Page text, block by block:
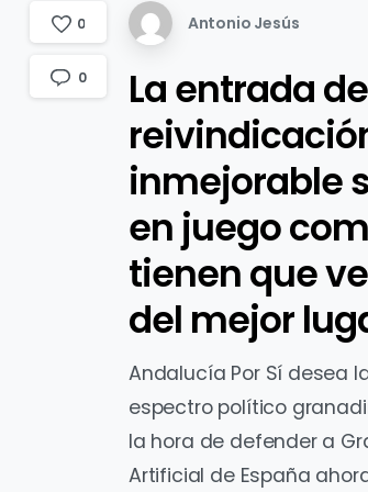
Antonio Jesús
La entrada
inmejorable
en juego
tienen que
del mejor
Andalucía Por Sí desea
espectro político
la hora de defender a
Artificial de España
0
0